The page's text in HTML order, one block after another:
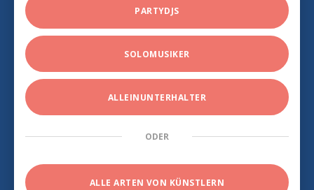
PARTYDJS
SOLOMUSIKER
ALLEINUNTERHALTER
ODER
ALLE ARTEN VON KÜNSTLERN